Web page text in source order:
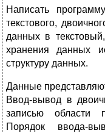
Написать
текстового,
данных в
хранения данных
структуру данных.
Данные
Ввод-вывод в
записью области
Порядок ввода-